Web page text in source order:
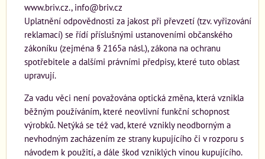
www.briv.cz., info@briv.cz
Uplatnění odpovědnosti za jakost při převzetí (tzv. vyřizování
reklamací) se řídí příslušnými ustanoveními občanského
zákoníku (zejména § 2165a násl.), zákona na ochranu
spotřebitele a dalšími právními předpisy, které tuto oblast
upravují.
Za vadu věci není považována optická změna, která vznikla
běžným používáním, které neovlivní funkční schopnost
výrobků. Netýká se též vad, které vznikly neodborným a
nevhodným zacházením ze strany kupujícího či v rozporu s
návodem k použití, a dále škod vzniklých vinou kupujícího.